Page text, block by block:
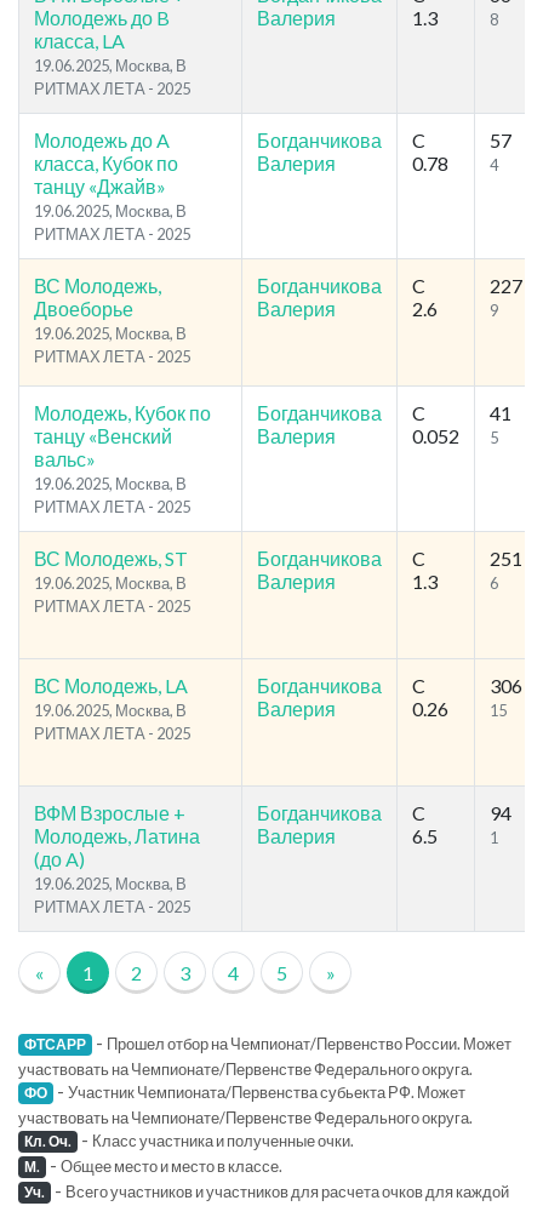
Молодежь до B
класса, LA
19.06.2025, Москва, В
РИТМАХ ЛЕТА - 2025
Валерия
1.3
8
Молодежь до A
класса, Кубок по
танцу «Джайв»
19.06.2025, Москва, В
РИТМАХ ЛЕТА - 2025
Богданчикова
Валерия
C
0.78
57
4
ВС Молодежь,
Двоеборье
19.06.2025, Москва, В
РИТМАХ ЛЕТА - 2025
Богданчикова
Валерия
C
2.6
227
9
Молодежь, Кубок по
танцу «Венский
вальс»
19.06.2025, Москва, В
РИТМАХ ЛЕТА - 2025
Богданчикова
Валерия
C
0.052
41
5
ВС Молодежь, ST
19.06.2025, Москва, В
РИТМАХ ЛЕТА - 2025
Богданчикова
Валерия
C
1.3
251
6
ВС Молодежь, LA
19.06.2025, Москва, В
РИТМАХ ЛЕТА - 2025
Богданчикова
Валерия
C
0.26
306
15
ВФМ Взрослые +
Молодежь, Латина
(до A)
19.06.2025, Москва, В
РИТМАХ ЛЕТА - 2025
Богданчикова
Валерия
C
6.5
94
1
« 1 2 3 4 5 »
ФТСАРР - Прошел отбор на Чемпионат/Первенство России. Может
участвовать на Чемпионате/Первенстве Федерального округа.
ФО - Участник Чемпионата/Первенства субьекта РФ. Может
участвовать на Чемпионате/Первенстве Федерального округа.
Кл. Оч. - Класс участника и полученные очки.
М. - Общее место и место в классе.
Уч. - Всего участников и участников для расчета очков для каждой